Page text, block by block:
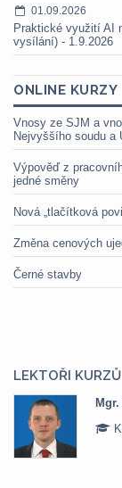
01.09.2026
Praktické využití AI
vysílání) - 1.9.2026
ONLINE KURZY
Vnosy ze SJM a
Nejvyššího soudu a
Výpověď z
jedné směny
Nová „tlačítková
Změna cenových
Černé stavby
LEKTOŘI KURZŮ